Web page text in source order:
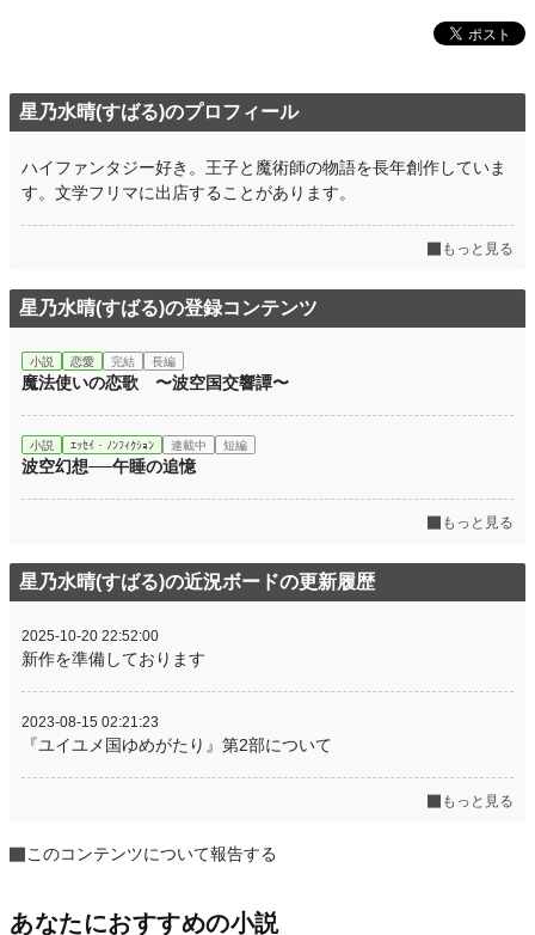
星乃水晴(すばる)のプロフィール
ハイファンタジー好き。王子と魔術師の物語を長年創作していま
す。文学フリマに出店することがあります。
もっと見る
星乃水晴(すばる)の登録コンテンツ
小説 恋愛 完結 長編
魔法使いの恋歌 〜波空国交響譚〜
小説 ｴｯｾｲ・ﾉﾝﾌｨｸｼｮﾝ 連載中 短編
波空幻想──午睡の追憶
もっと見る
星乃水晴(すばる)の近況ボードの更新履歴
2025-10-20 22:52:00
新作を準備しております
2023-08-15 02:21:23
『ユイユメ国ゆめがたり』第2部について
もっと見る
このコンテンツについて報告する
あなたにおすすめの小説